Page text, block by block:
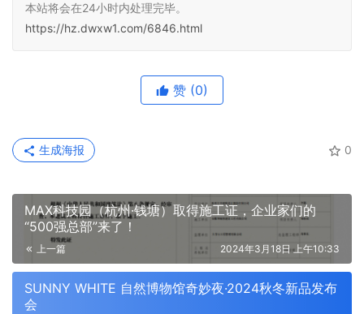
本站将会在24小时内处理完毕。
https://hz.dwxw1.com/6846.html
赞 (0)
0
生成海报
MAX科技园（杭州·钱塘）取得施工证，企业家们的
“500强总部”来了！
上一篇 2024年3月18日 上午10:33
SUNNY WHITE 自然博物馆奇妙夜·2024秋冬新品发布
会